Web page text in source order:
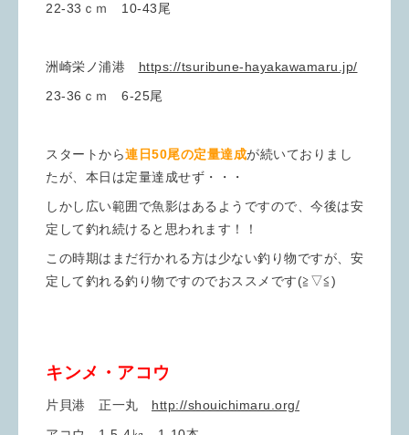
22-33ｃｍ 10-43尾
洲崎栄ノ浦港 https://tsuribune-hayakawamaru.jp/
23-36ｃｍ 6-25尾
スタートから連日50尾の定量達成が続いておりまし
たが、本日は定量達成せず・・・
しかし広い範囲で魚影はあるようですので、今後は安
定して釣れ続けると思われます！！
この時期はまだ行かれる方は少ない釣り物ですが、安
定して釣れる釣り物ですのでおススメです(≧▽≦)
キンメ・アコウ
片貝港 正一丸 http://shouichimaru.org/